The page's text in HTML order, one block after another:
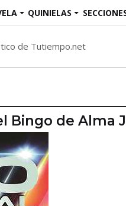
QUINIELAS
de Tutiempo.net
Bingo de Alma